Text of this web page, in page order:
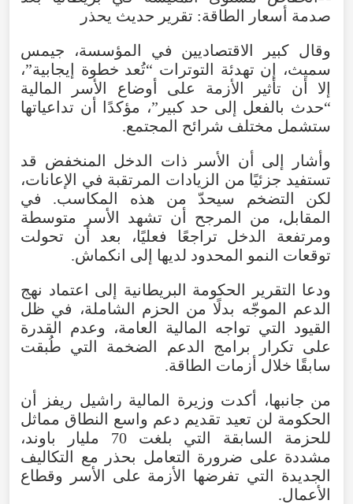
وقال كبير الاقتصاديين في المؤسسة، جيمس
سميث، إن تهدئة التوترات “تُعد خطوة إيجابية”،
إلا أن تأثير الأزمة على أوضاع الأسر المالية
“حدث بالفعل إلى حد كبير”، مؤكدًا أن تداعياتها
ستشمل مختلف شرائح المجتمع.
وأشار إلى أن الأسر ذات الدخل المنخفض قد
تستفيد جزئيًا من الزيادات المرتقبة في الإعانات،
لكن التضخم سيحدّ من هذه المكاسب. في
المقابل، من المرجح أن تشهد الأسر متوسطة
ومرتفعة الدخل تراجعًا فعليًا، بعد أن تحولت
توقعات النمو المحدود لديها إلى انكماش.
ودعا التقرير الحكومة البريطانية إلى اعتماد نهج
الدعم الموجّه بدلًا من الحزم الشاملة، في ظل
القيود التي تواجه المالية العامة، وعدم القدرة
على تكرار برامج الدعم الضخمة التي طُبقت
سابقًا خلال أزمات الطاقة.
من جانبها، أكدت وزيرة المالية راشيل ريفز أن
الحكومة لن تعيد تقديم دعم واسع النطاق مماثل
للحزمة السابقة التي بلغت 70 مليار باوند،
مشددة على ضرورة التعامل بحذر مع التكاليف
الجديدة التي تفرضها الأزمة على الأسر وقطاع
الأعمال.